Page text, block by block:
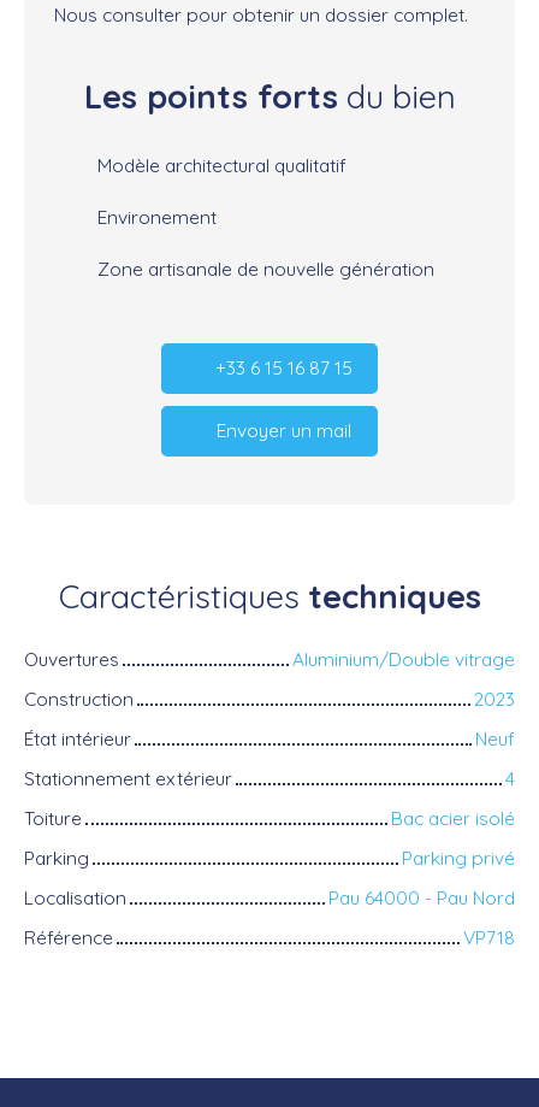
Nous consulter pour obtenir un dossier complet.
Les points forts du bien
Modèle architectural qualitatif
Environement
Zone artisanale de nouvelle génération
+33 6 15 16 87 15
Envoyer un mail
Caractéristiques techniques
Ouvertures
Aluminium/Double vitrage
Construction
2023
État intérieur
Neuf
Stationnement extérieur
4
Toiture
Bac acier isolé
Parking
Parking privé
Localisation
Pau 64000 - Pau Nord
Référence
VP718